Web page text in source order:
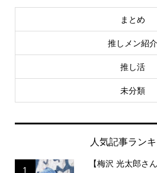
まとめ
推しメン紹介
推し活
未分類
人気記事ラン
1
【梅沢 光太郎さ